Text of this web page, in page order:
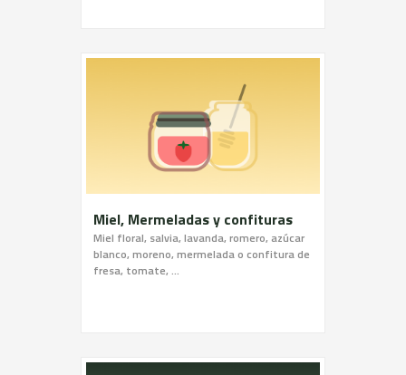
Miel, Mermeladas y confituras
Miel floral, salvia, lavanda, romero, azúcar
blanco, moreno, mermelada o confitura de
fresa, tomate, …